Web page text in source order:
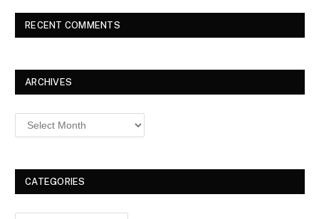
RECENT COMMENTS
ARCHIVES
Archives
CATEGORIES